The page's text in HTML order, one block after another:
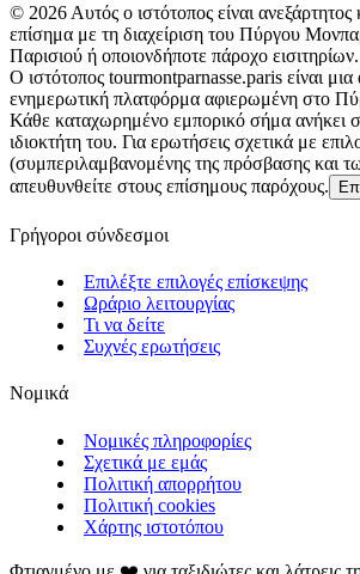
© 2026 Αυτός ο ιστότοπος είναι ανεξάρτητος
επίσημα με τη διαχείριση του Πύργου
Παρισιού ή οποιονδήποτε πάροχο εισιτηρίων.
Ο ιστότοπος tourmontparnasse.paris είναι μια
ενημερωτική πλατφόρμα αφιερωμένη στο
Κάθε καταχωρημένο εμπορικό σήμα ανήκει
ιδιοκτήτη του. Για ερωτήσεις σχετικά με
(συμπεριλαμβανομένης της πρόσβασης και
απευθυνθείτε στους επίσημους παρόχους.
Γρήγοροι σύνδεσμοι
Επιλέξτε επιλογές επίσκεψης
Ωράριο λειτουργίας
Τι να δείτε
Συχνές ερωτήσεις
Νομικά
Νομικές πληροφορίες
Σχετικά με εμάς
Πολιτική απορρήτου
Πολιτική cookies
Χάρτης ιστοτόπου